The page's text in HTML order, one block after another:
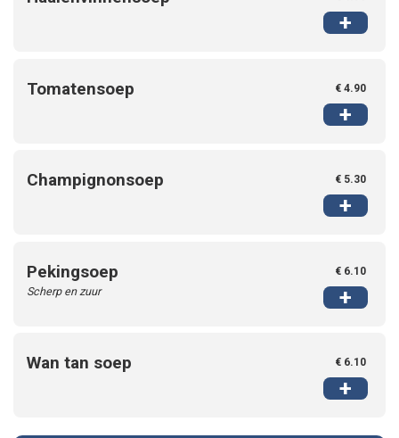
+
Tomatensoep € 4.90
+
Champignonsoep € 5.30
+
Pekingsoep
Scherp en zuur
€ 6.10
+
Wan tan soep € 6.10
+